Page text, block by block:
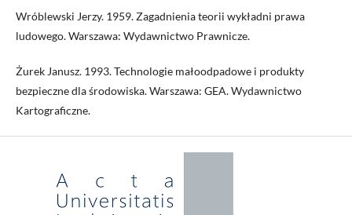
Wróblewski Jerzy. 1959. Zagadnienia teorii wykładni prawa
ludowego. Warszawa: Wydawnictwo Prawnicze.
Żurek Janusz. 1993. Technologie małoodpadowe i produkty
bezpieczne dla środowiska. Warszawa: GEA. Wydawnictwo
Kartograficzne.